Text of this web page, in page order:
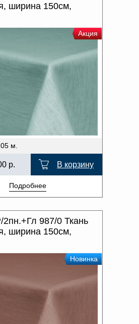
ширина 150см,
Акция
м.
р. В корзину
Подробнее
987/0 Ткань
ширина 150см,
Новинка